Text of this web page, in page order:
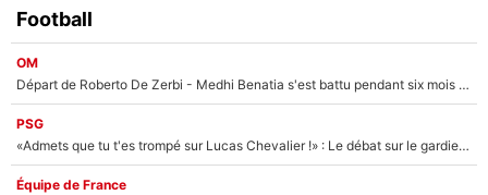
Football
OM
Départ de Roberto De Zerbi - Medhi Benatia s'est battu pendant six mois pour le retenir à l'OM, le PSG a été le naufrage de trop : «Je pars avec toi»
PSG
«Admets que tu t'es trompé sur Lucas Chevalier !» : Le débat sur le gardien du PSG vire au clash à l'After Foot
Équipe de France